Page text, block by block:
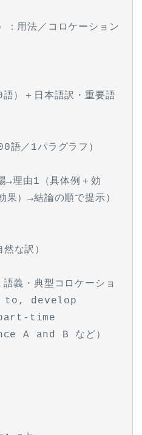
：用法／コロケーション
）＋日本語訳・重要語
／1パラグラフ）
→理由1（具体例＋効
）→結論の順で提示）
な訳）
義・典型コロケーショ
to, develop
time
A and B など）